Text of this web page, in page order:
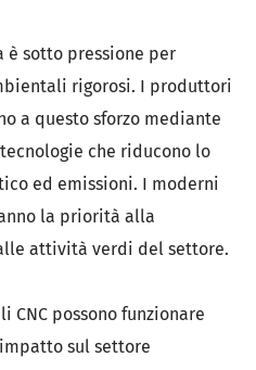
sotto pressione per
rigorosi. I produttori
a questo sforzo mediante
che riducono lo
ed emissioni. I moderni
la priorità alla
attività verdi del settore.
possono funzionare
sul settore